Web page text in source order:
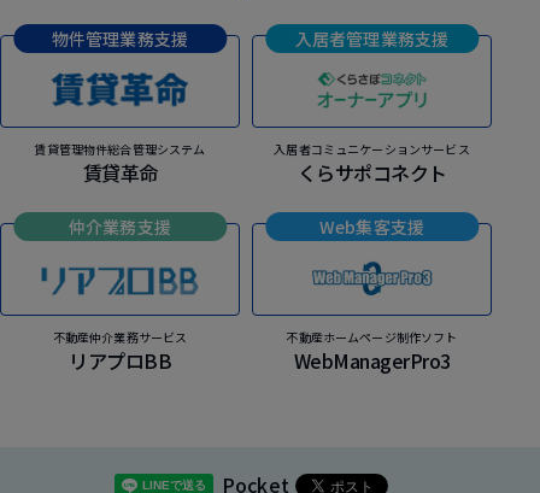
物件管理業務支援
賃貸管理物件総合管理システム
賃貸革命
入居者管理業務支援
入居者コミュニケーションサービス
くらサポコネクト
仲介業務支援
不動産仲介業務サービス
リアプロBB
Web集客支援
不動産ホームページ制作ソフト
WebManagerPro3
Pocket